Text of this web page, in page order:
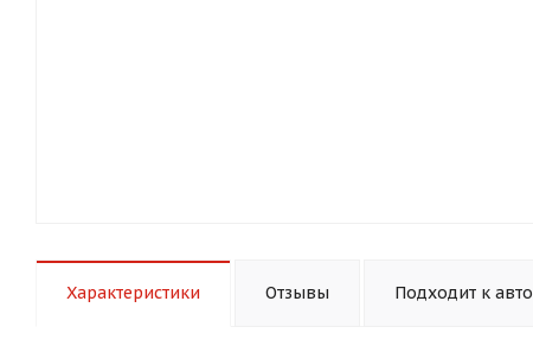
Характеристики Отзывы Подходит к авто